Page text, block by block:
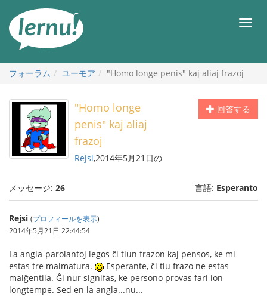
メ
フォーラム
ユーモア "Homo longe penis" kaj aliaj frazoj
回答する
"Homo longe
penis" kaj aliaj
frazoj
Rejsi,2014年5月21日の
メッセージ: 26 言語: Esperanto
Rejsi (プロフィールを表示)
2014年5月21日 22:44:54
La angla-parolantoj legos ĉi tiun frazon kaj pensos, ke mi
estas tre malmatura.
Esperante, ĉi tiu frazo ne estas
malĝentila. Ĝi nur signifas, ke persono provas fari ion
longtempe. Sed en la angla...nu...